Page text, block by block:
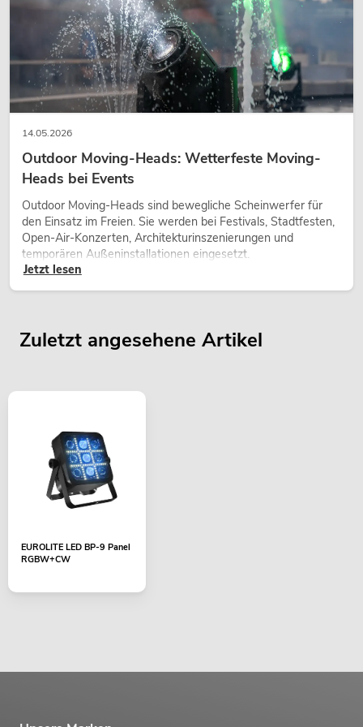
14.05.2026
Outdoor Moving-Heads: Wetterfeste Moving-
Heads bei Events
Outdoor Moving-Heads sind bewegliche Scheinwerfer für
den Einsatz im Freien. Sie werden bei Festivals, Stadtfesten,
Open-Air-Konzerten, Architekturinszenierungen und
temporären Außeninstallationen eingesetzt.
Jetzt lesen
Zuletzt angesehene Artikel
EUROLITE LED BP-9 Panel
RGBW+CW